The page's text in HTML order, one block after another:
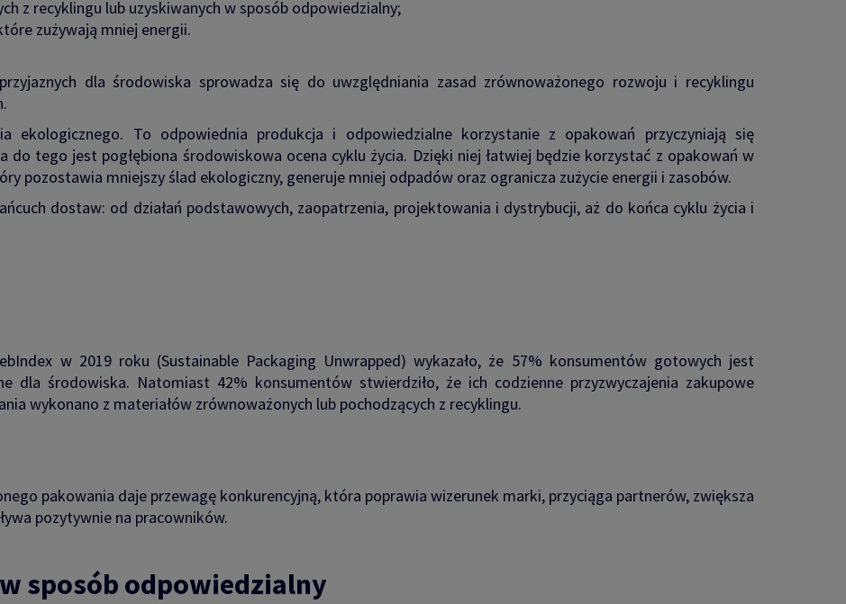
z recyklingu lub uzyskiwanych w sposób odpowiedzialny;
zużywają mniej energii.
dla środowiska sprowadza się do uwzględniania zasad zrównoważonego rozwoju i recyklingu
ekologicznego. To odpowiednia produkcja i odpowiedzialne korzystanie z opakowań przyczyniają się
tego jest pogłębiona środowiskowa ocena cyklu życia. Dzięki niej łatwiej będzie korzystać z opakowań w
pozostawia mniejszy ślad ekologiczny, generuje mniej odpadów oraz ogranicza zużycie energii i zasobów.
dostaw: od działań podstawowych, zaopatrzenia, projektowania i dystrybucji, aż do końca cyklu życia i
w 2019 roku (Sustainable Packaging Unwrapped) wykazało, że 57% konsumentów gotowych jest
dla środowiska. Natomiast 42% konsumentów stwierdziło, że ich codzienne przyzwyczajenia zakupowe
wykonano z materiałów zrównoważonych lub pochodzących z recyklingu.
pakowania daje przewagę konkurencyjną, która poprawia wizerunek marki, przyciąga partnerów, zwiększa
pozytywnie na pracowników.
sposób odpowiedzialny